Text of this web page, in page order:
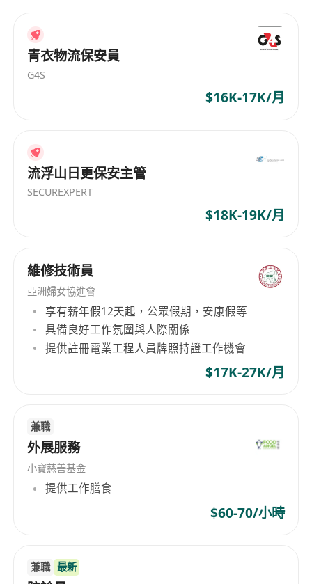
青衣物流保安員
G4S
$16K-17K/月
流浮山日更保安主管
SECUREXPERT
$18K-19K/月
維修技術員
亞洲婦女協進會
享有薪年假12天起，公眾假期，安康假等
具備良好工作氛圍與人際關係
提供註冊電業工程人員牌照持證工作機會
$17K-27K/月
兼職
外展服務
小寶慈善基金
提供工作膳食
$60-70/小時
兼職 最新